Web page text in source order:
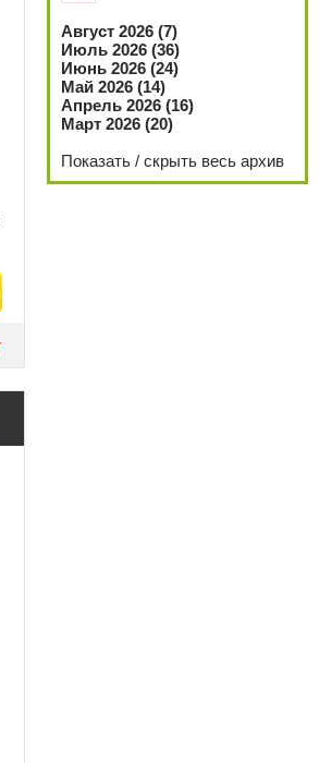
Август 2026 (7)
Июль 2026 (36)
Июнь 2026 (24)
Май 2026 (14)
Апрель 2026 (16)
Март 2026 (20)
Показать / скрыть весь архив